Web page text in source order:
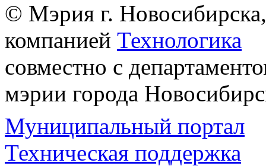
© Мэрия г.
компанией Технологика
совместно с
мэрии города
Муниципальный портал
Техническая поддержка